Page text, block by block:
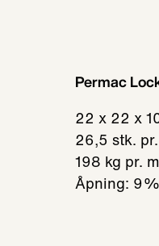
Permac
22 x 22 x
26,5 stk.
198 kg pr.
Åpning: 9%